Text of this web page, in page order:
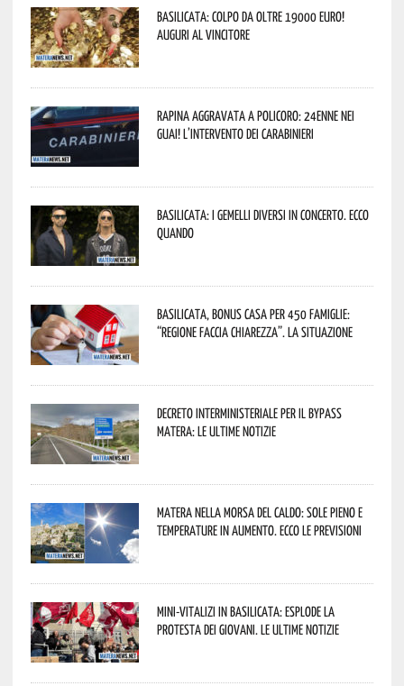
Basilicata: colpo da oltre 19000 Euro!
Auguri al vincitore
Rapina aggravata a Policoro: 24enne nei
guai! L’intervento dei Carabinieri
Basilicata: i Gemelli DiVersi in concerto. Ecco
quando
Basilicata, Bonus casa per 450 famiglie:
“Regione faccia chiarezza”. La situazione
Decreto interministeriale per il Bypass
Matera: le ultime notizie
Matera nella morsa del caldo: sole pieno e
temperature in aumento. Ecco le previsioni
Mini-vitalizi in Basilicata: esplode la
protesta dei giovani. Le ultime notizie